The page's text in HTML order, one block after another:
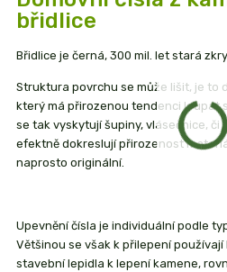
břidlice
Břidlice je černá, 300 mil. let stará
Struktura povrchu se může lišit, je to
který má přirozenou tendenci loupat
se tak vyskytují šupiny, vlásečnice, či
efektně dokreslují přirozenost
naprosto originální.
Upevnění čísla je individuální podle
Většinou se však k přilepení používají
stavební lepidla k lepení kamene,